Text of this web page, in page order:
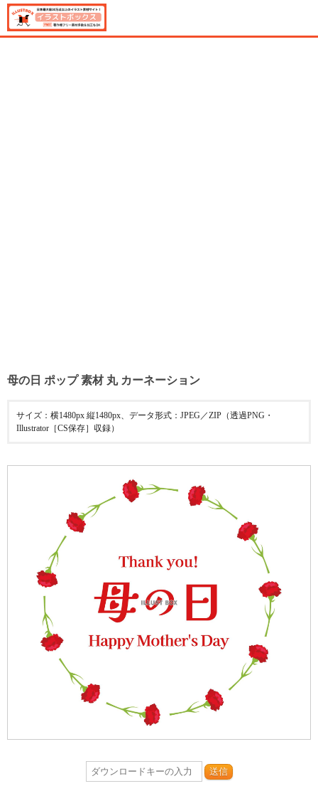
母の日 ポップ 素材 丸 カーネーション
サイズ：横1480px 縦1480px、データ形式：JPEG／ZIP（透過PNG・
Illustrator［CS保存］収録）
送信